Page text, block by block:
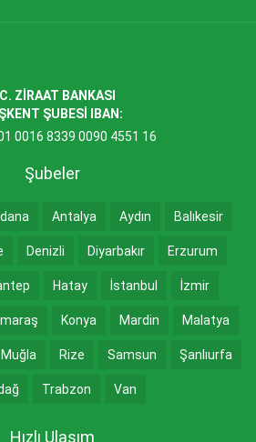
ZİRAAT BANKASI
ŞUBESİ IBAN:
0016 8339 0090 4551 16
Şubeler
Antalya Aydın Balıkesir
Denizli Diyarbakır Erzurum
Hatay İstanbul İzmir
Konya Mardin Malatya
Muğla Rize Samsun Şanlıurfa
Trabzon Van
Hızlı Ulaşım